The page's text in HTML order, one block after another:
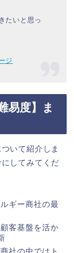
たいと思っ
ジ
易度】ま
いて紹介しま
してみてくだ
ギー商社の最
客基盤を活か
社の中ではト